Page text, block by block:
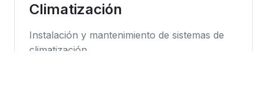
Climatización
Instalación y mantenimiento de sistemas de
climatización